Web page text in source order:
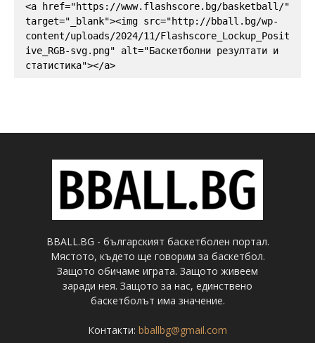
<a href="https://www.flashscore.bg/basketball/"
target="_blank"><img src="http://bball.bg/wp-
content/uploads/2024/11/Flashscore_Lockup_Posit
ive_RGB-svg.png" alt="Баскетболни резултати и
статистика"></a>
BBALL.BG - българският баскетболен портал.
Мястото, където ще говорим за баскетбол.
Защото обичаме играта. Защото живеем
заради нея. Защото за нас, единствено
баскетболът има значение.
Контакти: bballbg@gmail.com